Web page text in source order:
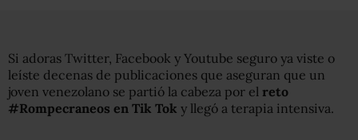
Si adoras Twitter, Facebook y Youtube seguro ya viste o
leíste decenas de publicaciones que aseguran que un
joven venezolano se partió la cabeza por el reto
#Rompecraneos en Tik Tok y llegó a terapia intensiva.